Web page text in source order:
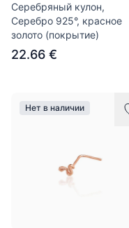
Серебряный кулон,
Серебро 925°, красное
золото (покрытие)
22.66 €
Нет в наличии